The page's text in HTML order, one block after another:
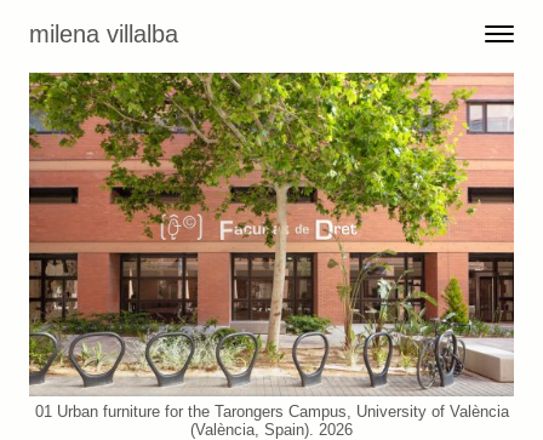
milena villalba Toggle
Menu
01 Urban furniture for the Tarongers Campus, University of València
(València, Spain). 2026